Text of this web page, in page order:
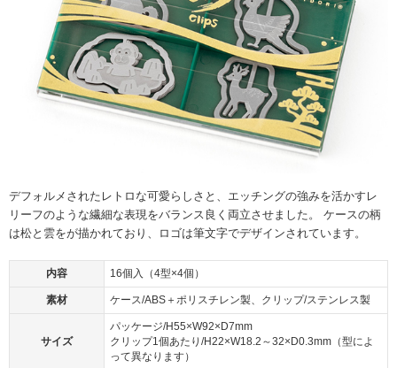
デフォルメされたレトロな可愛らしさと、エッチングの強みを活かすレ
リーフのような繊細な表現をバランス良く両立させました。 ケースの柄
は松と雲をが描かれており、ロゴは筆文字でデザインされています。
内容 16個入（4型×4個）
素材 ケース/ABS＋ポリスチレン製、クリップ/ステンレス製
サイズ
パッケージ/H55×W92×D7mm
クリップ1個あたり/H22×W18.2～32×D0.3mm（型によ
って異なります）